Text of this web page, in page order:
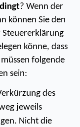
? Wenn der
können Sie den
Steuererklärung
könne, dass
folgende
sein:
des
jeweils
Nicht die